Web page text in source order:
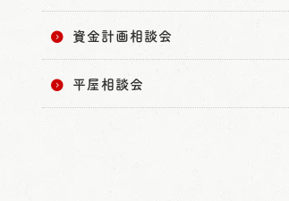
資金計画相談会
平屋相談会